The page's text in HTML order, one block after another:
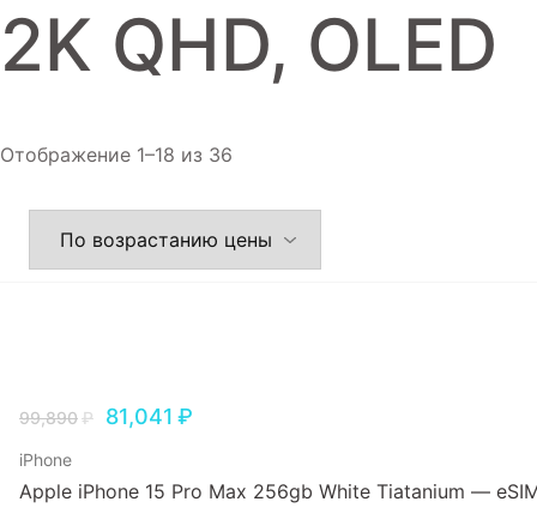
2K QHD, OLED
Отображение 1–18 из 36
99,890₽ 81,041 ₽
iPhone
Apple iPhone 15 Pro Max 256gb White Tiatanium —